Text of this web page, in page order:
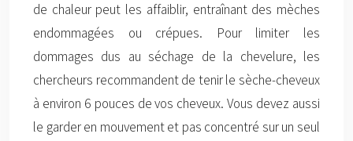
de chaleur peut les affaiblir, entraînant des mèches
endommagées ou crépues. Pour limiter les
dommages dus au séchage de la chevelure, les
chercheurs recommandent de tenir le sèche-cheveux
à environ 6 pouces de vos cheveux. Vous devez aussi
le garder en mouvement et pas concentré sur un seul